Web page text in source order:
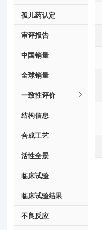
孤儿药认定
审评报告
中国销量
全球销量
一致性评价
结构信息
合成工艺
活性全景
临床试验
临床试验结果
不良反应